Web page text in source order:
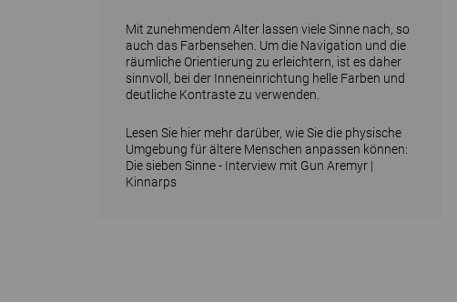
Mit zunehmendem Alter lassen viele Sinne nach, so
auch das Farbensehen. Um die Navigation und die
räumliche Orientierung zu erleichtern, ist es daher
sinnvoll, bei der Inneneinrichtung helle Farben und
deutliche Kontraste zu verwenden.
Lesen Sie hier mehr darüber, wie Sie die physische
Umgebung für ältere Menschen anpassen können:
Die sieben Sinne - Interview mit Gun Aremyr |
Kinnarps